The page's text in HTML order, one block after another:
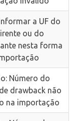
a UF do
ou do
nesta forma
Número do
drawback não
na importação